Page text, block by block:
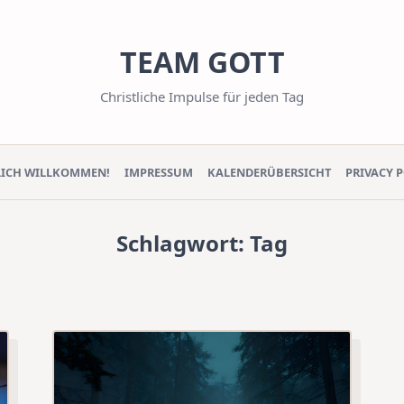
TEAM GOTT
Christliche Impulse für jeden Tag
WILLKOMMEN! IMPRESSUM KALENDERÜBERSICHT PRIVACY
Schlagwort: Tag